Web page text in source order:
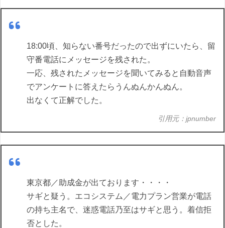
18:00頃、知らない番号だったので出ずにいたら、留
守番電話にメッセージを残された。
一応、残されたメッセージを聞いてみると自動音声
でアンケートに答えたらうんぬんかんぬん。
出なくて正解でした。
引用元：jpnumber
東京都／助成金が出ております・・・・
サギと疑う。エコシステム／電力プラン営業が電話
の持ち主名で、迷惑電話乃至はサギと思う。着信拒
否とした。